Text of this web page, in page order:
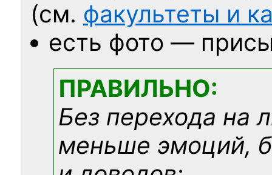
(см. факультеты и
есть фото —
ПРАВИЛЬНО:
Без перехода на
меньше эмоций,